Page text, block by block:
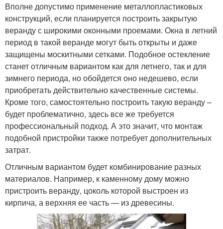
Вполне допустимо применение металлопластиковых
конструкций, если планируется построить закрытую
веранду с широкими оконными проемами. Окна в летний
период в такой веранде могут быть открыты и даже
защищены москитными сетками. Подобное остекление
станет отличным вариантом как для летнего, так и для
зимнего периода, но обойдется оно недешево, если
приобретать действительно качественные системы.
Кроме того, самостоятельно построить такую веранду –
будет проблематично, здесь все же требуется
профессиональный подход. А это значит, что монтаж
подобной пристройки также потребует дополнительных
затрат.
Отличным вариантом будет комбинирование разных
материалов. Например, к каменному дому можно
пристроить веранду, цоколь которой выстроен из
кирпича, а верхняя ее часть — из древесины.